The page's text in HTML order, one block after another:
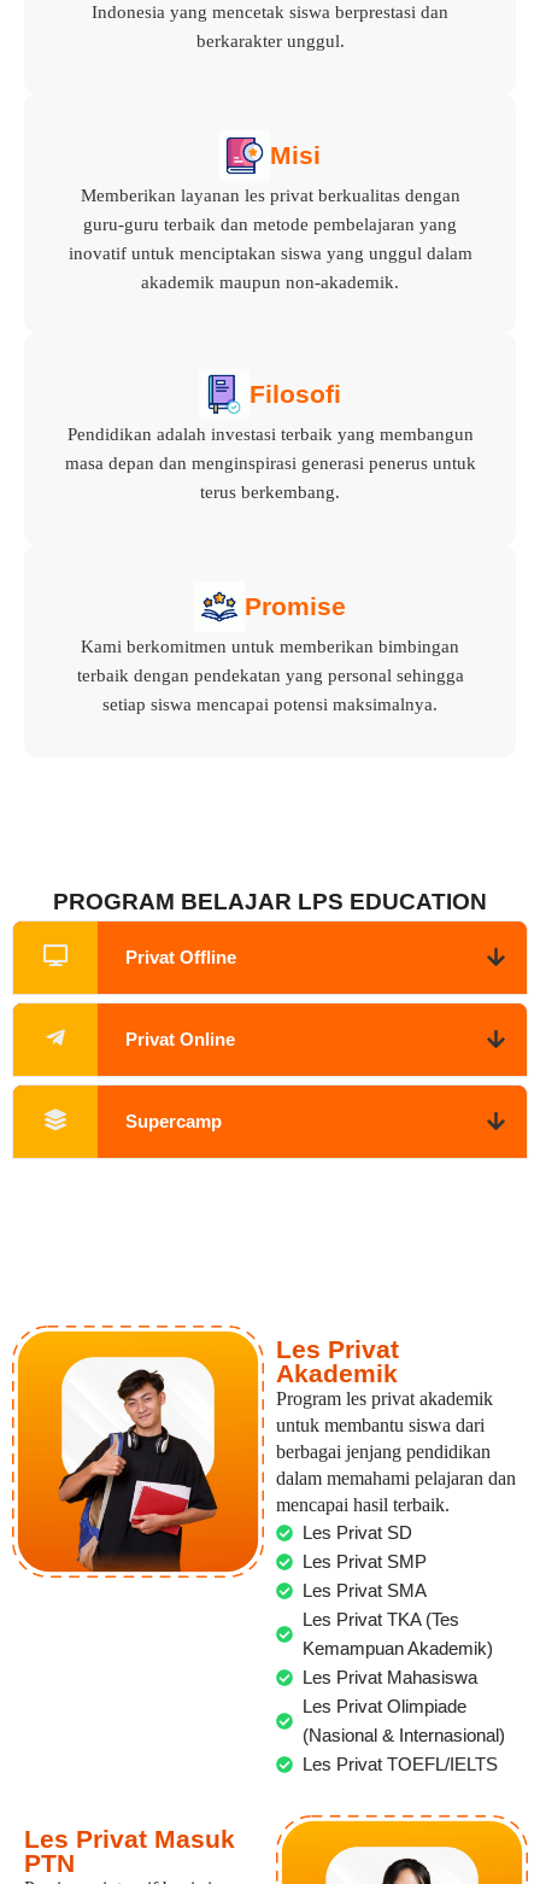
Indonesia yang mencetak siswa berprestasi dan
berkarakter unggul.
Misi
Memberikan layanan les privat berkualitas dengan
guru-guru terbaik dan metode pembelajaran yang
inovatif untuk menciptakan siswa yang unggul dalam
akademik maupun non-akademik.
Filosofi
Pendidikan adalah investasi terbaik yang membangun
masa depan dan menginspirasi generasi penerus untuk
terus berkembang.
Promise
Kami berkomitmen untuk memberikan bimbingan
terbaik dengan pendekatan yang personal sehingga
setiap siswa mencapai potensi maksimalnya.
PROGRAM BELAJAR LPS EDUCATION
Privat Offline
Privat Online
Supercamp
Les Privat
Akademik
Program les privat akademik
untuk membantu siswa dari
berbagai jenjang pendidikan
dalam memahami pelajaran dan
mencapai hasil terbaik.
Les Privat SD
Les Privat SMP
Les Privat SMA
Les Privat TKA (Tes
Kemampuan Akademik)
Les Privat Mahasiswa
Les Privat Olimpiade
(Nasional & Internasional)
Les Privat TOEFL/IELTS
Les Privat Masuk
PTN